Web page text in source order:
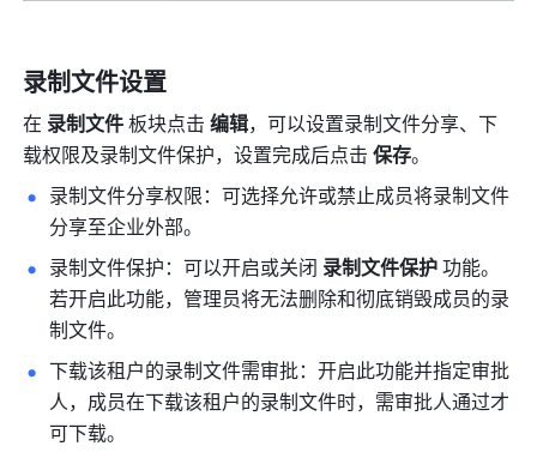
录制文件设置
在 录制文件 板块点击 编辑，可以设置录制文件分享、下
载权限及录制文件保护，设置完成后点击 保存。
录制文件分享权限：可选择允许或禁止成员将录制文件
分享至企业外部。
录制文件保护：可以开启或关闭 录制文件保护 功能。
若开启此功能，管理员将无法删除和彻底销毁成员的录
制文件。
下载该租户的录制文件需审批：开启此功能并指定审批
人，成员在下载该租户的录制文件时，需审批人通过才
可下载。